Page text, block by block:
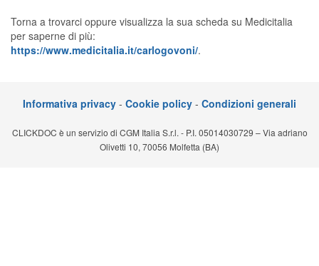
Prenotazioni online
Planner e rubrica in cloud
Teleconsulto
Torna a trovarci oppure visualizza la sua scheda su Medicitalia
per saperne di più:
https://www.medicitalia.it/carlogovoni/.
Informativa privacy - Cookie policy - Condizioni generali
CLICKDOC è un servizio di CGM Italia S.r.l. - P.I. 05014030729 – Via adriano
Olivetti 10, 70056 Molfetta (BA)